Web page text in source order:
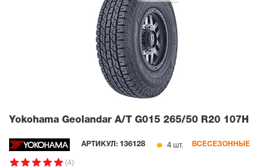
Yokohama Geolandar A/T G015 265/50 R20 107H
АРТИКУЛ: 136128 4 шт. ВСЕСЕЗОННЫЕ
(4)